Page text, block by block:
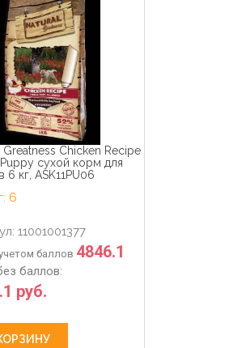
Greatness Chicken Recipe
сухой корм для
6 кг, ASK11PU06
6
11001001377
баллов 4846.1
баллов:
руб.